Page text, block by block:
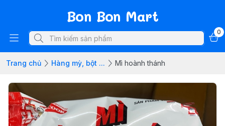
Bon Bon Mart
0
Trang chủ Hàng mỳ, bột ... Mì hoành thánh